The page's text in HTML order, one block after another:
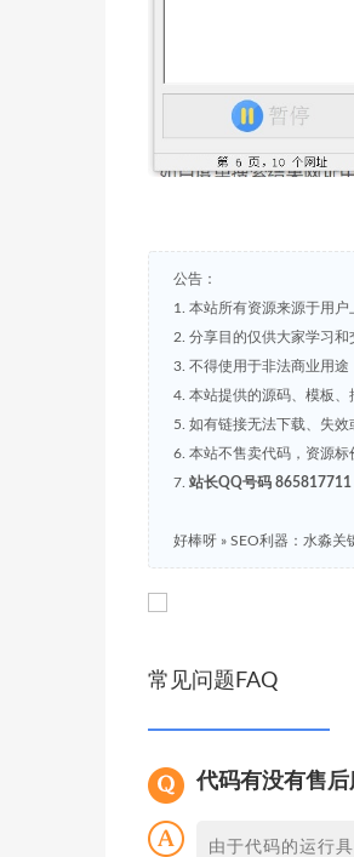
公告：
1. 本站所有资源来源于用户
2. 分享目的仅供大家学习和
3. 不得使用于非法商业用途
4. 本站提供的源码、模板、
5. 如有链接无法下载、失效
6. 本站不售卖代码，资源
7. 站长QQ号码 865817711
好棒呀 » SEO利器：水淼关
常见问题FAQ
代码有没有售后
由于代码的运行